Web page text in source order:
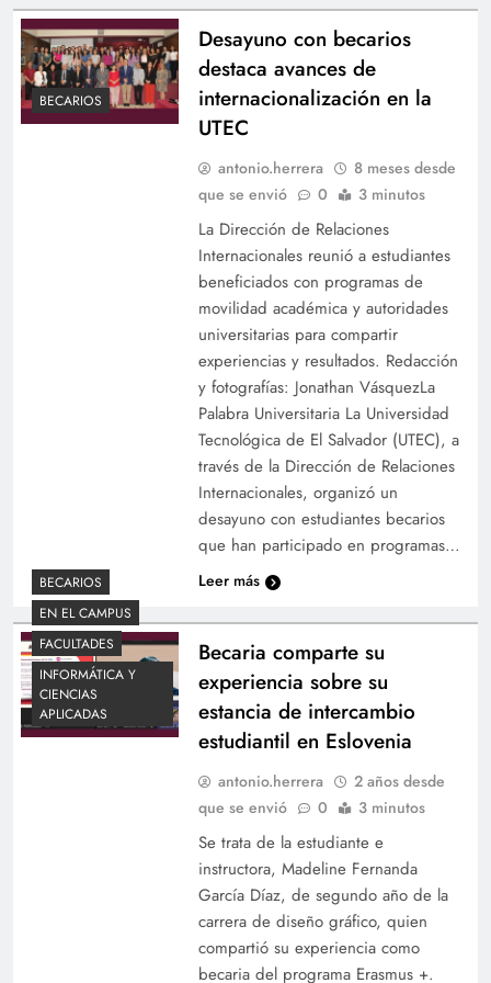
BECARIOS
Desayuno con becarios
destaca avances de
internacionalización en la
UTEC
antonio.herrera
8 meses desde
que se envió
0 3 minutos
La Dirección de Relaciones
Internacionales reunió a estudiantes
beneficiados con programas de
movilidad académica y autoridades
universitarias para compartir
experiencias y resultados. Redacción
y fotografías: Jonathan VásquezLa
Palabra Universitaria La Universidad
Tecnológica de El Salvador (UTEC), a
través de la Dirección de Relaciones
Internacionales, organizó un
desayuno con estudiantes becarios
que han participado en programas…
Leer más
BECARIOS
EN EL CAMPUS
FACULTADES
INFORMÁTICA Y
CIENCIAS
APLICADAS
Becaria comparte su
experiencia sobre su
estancia de intercambio
estudiantil en Eslovenia
antonio.herrera
2 años desde
que se envió
0 3 minutos
Se trata de la estudiante e
instructora, Madeline Fernanda
García Díaz, de segundo año de la
carrera de diseño gráfico, quien
compartió su experiencia como
becaria del programa Erasmus +.